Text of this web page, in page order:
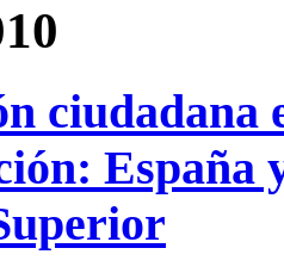
ciudadana
España